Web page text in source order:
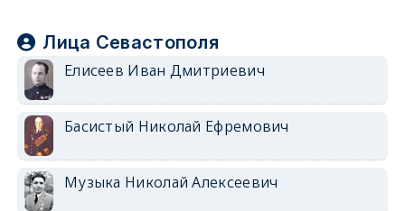
Лица Севастополя
Елисеев Иван Дмитриевич
Басистый Николай Ефремович
Музыка Николай Алексеевич